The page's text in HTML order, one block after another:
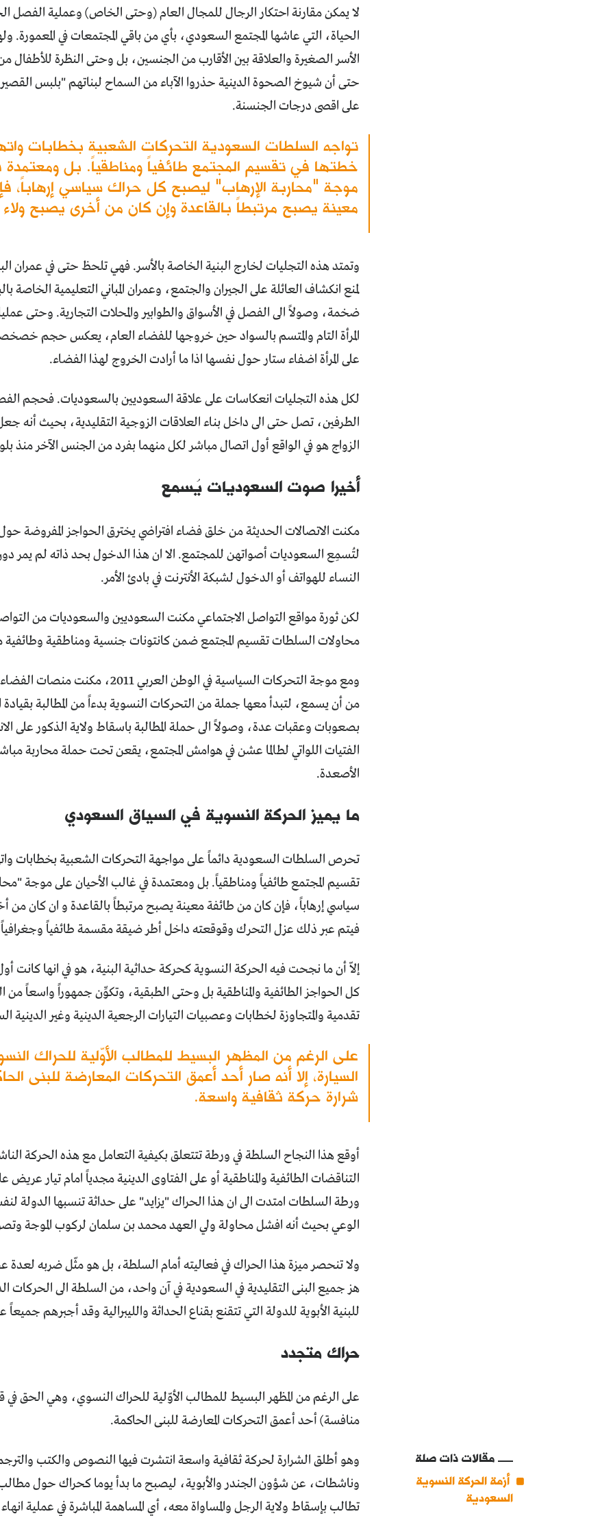
لا يمكن مقارنة احتكار الرجال للمجال العام (وحتى الخاص) وعملية الفصل
الحياة، التي عاشها المجتمع السعودي، بأي من باقي المجتمعات في المعمورة.
الأسر الصغيرة والعلاقة بين الأقارب من الجنسين، بل وحتى النظرة للأطفال من
حتى أن شيوخ الصحوة الدينية حذروا الآباء من السماح لبناتهم "بلبس
على اقصى درجات الجنسنة.
تواجه السلطات السعودية التحركات الشعبية بخطابات
خطتها في تقسيم المجتمع طائفياً ومناطقياً. بل
موجة "محاربة الإرهاب" ليصبح كل حراك سياسي إرهاباً،
معينة يصبح مرتبطاً بالقاعدة وإن كان من أخرى يصبح ولاء
وتمتد هذه التجليات لخارج البنية الخاصة بالأسر. فهي تلحظ حتى في عمران
لمنع انكشاف العائلة على الجيران والجتمع، وعمران المباني التعليمية
ضخمة، وصولاً الى الفصل في الأسواق والطوابير والمحلات التجارية.
المرأة التام والمتسم بالسواد حين خروجها للفضاء العام، يعكس حجم
على المرأة اضفاء ستار حول نفسها اذا ما أرادت الخروج لهذا الفضاء.
لكل هذه التجليات انعكاسات على علاقة السعوديين بالسعوديات. فحجم
الطرفين، تصل حتى الى داخل بناء العلاقات الزوجية التقليدية، بحيث أنه
الزواج هو في الواقع أول اتصال مباشر لكل منهما بفرد من الجنس الآخر منذ
أخيرا صوت السعوديات يُسمع
مكنت الاتصالات الحديثة من خلق فضاء افتراضي يخترق الحواجز المفروضة
لتُسمِع السعوديات أصواتهن للمجتمع. الا ان هذا الدخول بحد ذاته لم يمر
النساء للهواتف أو الدخول لشبكة الأنترنت في بادئ الأمر.
لكن ثورة مواقع التواصل الاجتماعي مكنت السعوديين والسعوديات من
محاولات السلطات تقسيم المجتمع ضمن كانتونات جنسية ومناطقية وطائفية
ومع موجة التحركات السياسية في الوطن
من أن يسمع، لتبدأ معها جملة من التحركات النسوية بدءاً من المطالبة بقيادة
بصعوبات وعقبات عدة، وصولاً الى حملة المطالبة باسقاط ولاية الذكور
الفتيات اللواتي لطالما عشن في هوامش المجتمع، يقعن تحت حملة محاربة
الأصعدة.
ما يميز الحركة النسوية في السياق السعودي
تحرص السلطات السعودية دائماً على مواجهة التحركات الشعبية بخطابات
تقسيم المجتمع طائفياً ومناطقياً. بل ومعتمدة في غالب الأحيان على موجة
سياسي إرهاباً، فإن كان من طائفة معينة يصبح مرتبطاً بالقاعدة و ان كان من
فيتم عبر ذلك عزل التحرك وقوقعته داخل أطر ضيقة مقسمة طائفياً
إلاّ أن ما نجحت فيه الحركة النسوية كحركة حداثية البنية، هو في انها
كل الحواجز الطائفية والمناطقية بل وحتى الطبقية، وتكوِّن جمهوراً واسعاً
تقدمية والمتجاوزة لخطابات وعصبيات التيارات الرجعية الدينية وغير الدينية
على الرغم من المظهر البسيط للمطالب الأوّلية للحراك
السيارة، إلا أنه صار أحد أعمق التحركات المعارضة للبنى
شرارة حركة ثقافية واسعة.
أوقع هذا النجاح السلطة في ورطة تتتعلق بكيفية التعامل مع هذه الحركة
التناقضات الطائفية والمناطقية أو على الفتاوى الدينية مجدياً امام تيار عريض
ورطة السلطات امتدت الى ان هذا الحراك "يزايد" على حداثة تنسبها الدولة
الوعي بحيث أنه افشل محاولة ولي العهد محمد بن سلمان لركوب الموجة
ولا تنحصر ميزة هذا الحراك في فعاليته أمام السلطة، بل هو مثّل ضربه
هز جميع البنى التقليدية في السعودية في آن واحد، من السلطة الى الحركات
للبنية الأبوية للدولة التي تتقنع بقناع الحداثة والليبرالية وقد أجبرهم
حراك متجدد
على الرغم من المظهر البسيط للمطالب الأوّلية للحراك النسوي، وهي الحق في
منافسة) أحد أعمق التحركات المعارضة للبنى الحاكمة.
مقالات ذات صلة
أزمة الحركة النسوية
السعودية
وهو أطلق الشرارة لحركة ثقافية واسعة انتشرت فيها النصوص والكتب
وناشطات، عن شؤون الجندر والأبوية، ليصبح ما بدأ يوما كحراك حول
تطالب بإسقاط ولاية الرجل والمساواة معه، أي المساهمة المباشرة في عملية انهاء